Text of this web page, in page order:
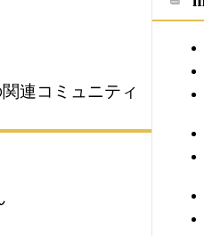
連コミュニティ